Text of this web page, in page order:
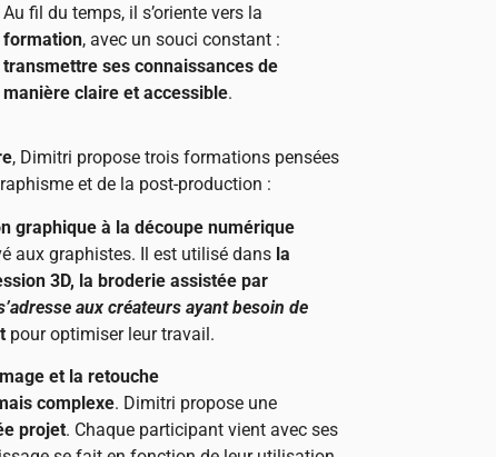
Au fil du temps, il s’oriente vers la
formation, avec un souci constant :
transmettre ses connaissances de
manière claire et accessible.
, Dimitri propose trois formations pensées
et de la post-production :
graphique à la découpe numérique
aux graphistes. Il est utilisé dans la
3D, la broderie assistée par
aux créateurs ayant besoin de
pour optimiser leur travail.
et la retouche
complexe. Dimitri propose une
projet. Chaque participant vient avec ses